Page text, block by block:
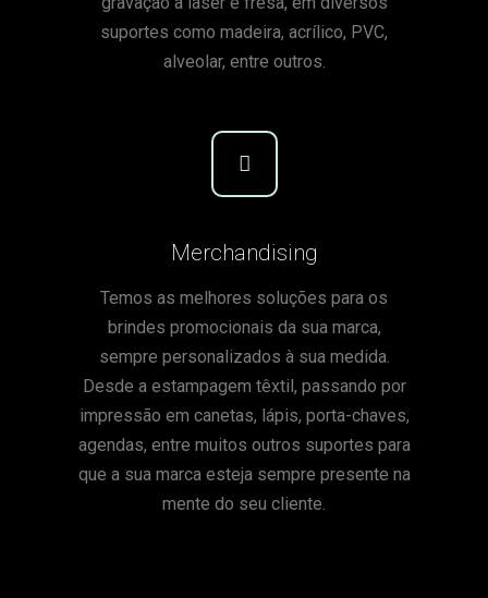
suportes como madeira, acrílico, PVC,
alveolar, entre outros.
Merchandising
Temos as melhores soluções para os
brindes promocionais da sua marca,
sempre personalizados à sua medida.
Desde a estampagem têxtil, passando por
impressão em canetas, lápis, porta-chaves,
agendas, entre muitos outros suportes para
que a sua marca esteja sempre presente na
mente do seu cliente.